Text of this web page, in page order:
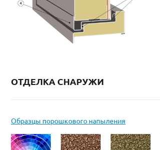
ОТДЕЛКА СНАРУЖИ
Образцы порошкового напыления